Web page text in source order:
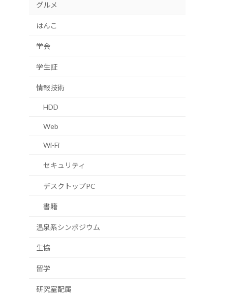
グルメ
はんこ
学会
学生証
情報技術
HDD
Web
Wi-Fi
セキュリティ
デスクトップPC
書籍
温泉系シンポジウム
生協
留学
研究室配属